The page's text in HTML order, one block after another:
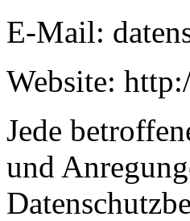
E-Mail:
Website:
Jede
und